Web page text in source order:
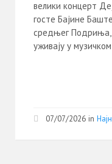
велики концерт
госте Бајине
средњег Подриња,
уживају у
07/07/2026 in